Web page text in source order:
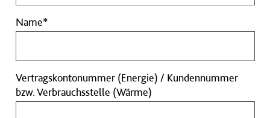
Name*
Pflichtfeld
Vertragskontonummer (Energie) / Kundennummer
bzw. Verbrauchsstelle (Wärme)
(Energie)